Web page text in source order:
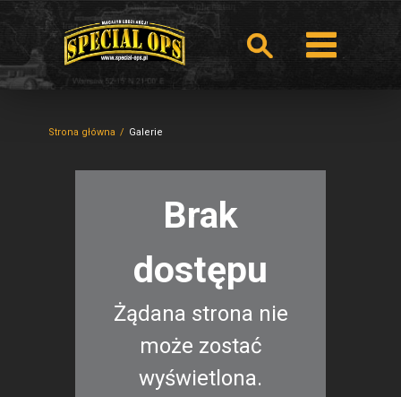
Strona główna Galerie
Brak
dostępu
Żądana strona nie
może zostać
wyświetlona.